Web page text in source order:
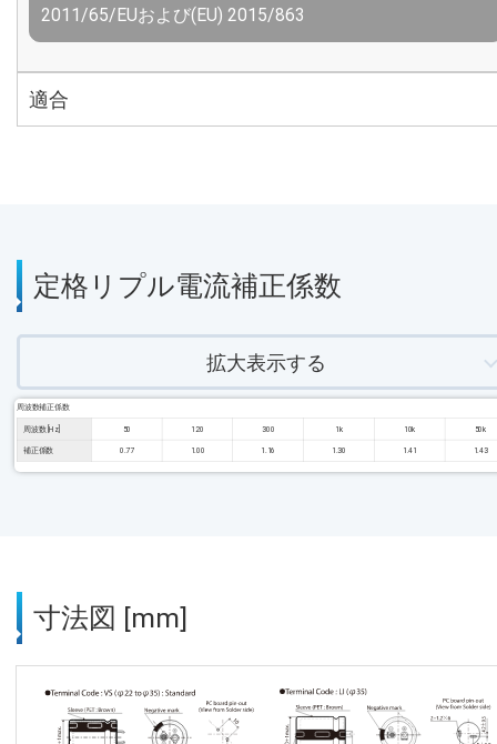
2011/65/EUおよび(EU) 2015/863
適合
定格リプル電流補正係数
拡大表示する
周波数補正係数
周波数 [Hz] 50 120 300 1k 10k 50k
補正係数 0.77 1.00 1.16 1.30 1.41 1.43
寸法図 [mm]